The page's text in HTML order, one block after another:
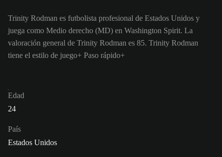
Trinity Rodman es futbolista profesional de Estados Unidos y
juega como Medio derecho (MD) en Washington Spirit. La
valoración general de Trinity Rodman es 85. Trinity Rodman
tiene el estilo de juego+ Paso rápido+
Edad
24
País
Estados Unidos